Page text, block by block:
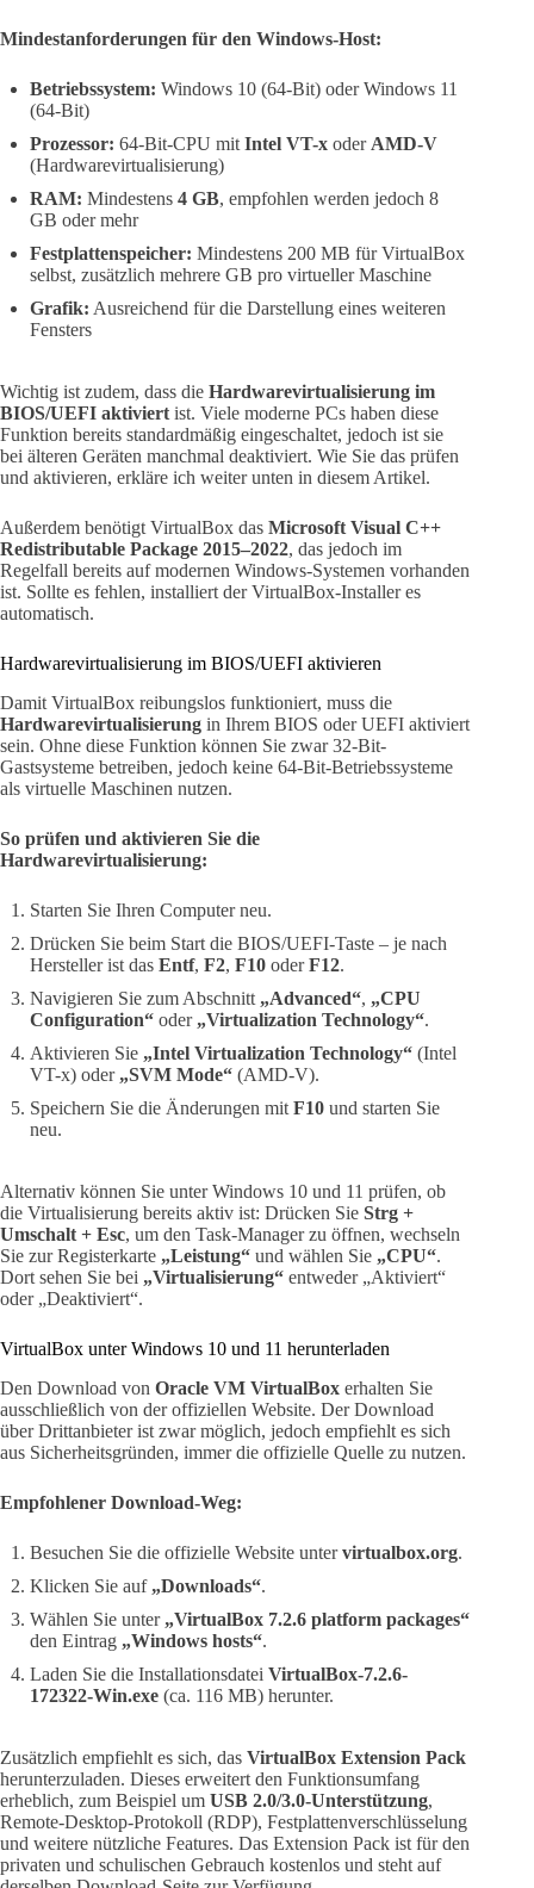
Mindestanforderungen für den Windows-Host:
Betriebssystem: Windows 10 (64-Bit) oder Windows 11
(64-Bit)
Prozessor: 64-Bit-CPU mit Intel VT-x oder AMD-V
(Hardwarevirtualisierung)
RAM: Mindestens 4 GB, empfohlen werden jedoch 8
GB oder mehr
Festplattenspeicher: Mindestens 200 MB für VirtualBox
selbst, zusätzlich mehrere GB pro virtueller Maschine
Grafik: Ausreichend für die Darstellung eines weiteren
Fensters
Wichtig ist zudem, dass die Hardwarevirtualisierung im
BIOS/UEFI aktiviert ist. Viele moderne PCs haben diese
Funktion bereits standardmäßig eingeschaltet, jedoch ist sie
bei älteren Geräten manchmal deaktiviert. Wie Sie das prüfen
und aktivieren, erkläre ich weiter unten in diesem Artikel.
Außerdem benötigt VirtualBox das Microsoft Visual C++
Redistributable Package 2015–2022, das jedoch im
Regelfall bereits auf modernen Windows-Systemen vorhanden
ist. Sollte es fehlen, installiert der VirtualBox-Installer es
automatisch.
Hardwarevirtualisierung im BIOS/UEFI aktivieren
Damit VirtualBox reibungslos funktioniert, muss die
Hardwarevirtualisierung in Ihrem BIOS oder UEFI aktiviert
sein. Ohne diese Funktion können Sie zwar 32-Bit-
Gastsysteme betreiben, jedoch keine 64-Bit-Betriebssysteme
als virtuelle Maschinen nutzen.
So prüfen und aktivieren Sie die
Hardwarevirtualisierung:
Starten Sie Ihren Computer neu.
Drücken Sie beim Start die BIOS/UEFI-Taste – je nach
Hersteller ist das Entf, F2, F10 oderF12.
Navigieren Sie zum Abschnitt „Advanced“, „CPU
Configuration“ oder „Virtualization Technology“.
Aktivieren Sie „Intel Virtualization Technology“ (Intel
VT-x) oder „SVM Mode“ (AMD-V).
Speichern Sie die Änderungen mit F10 und starten Sie
neu.
Alternativ können Sie unter Windows 10 und 11 prüfen, ob
die Virtualisierung bereits aktiv ist: Drücken Sie Strg +
Umschalt + Esc, um den Task-Manager zu öffnen, wechseln
Sie zur Registerkarte „Leistung“ und wählen Sie „CPU“.
Dort sehen Sie bei „Virtualisierung“ entweder „Aktiviert“
oder „Deaktiviert“.
VirtualBox unter Windows 10 und 11 herunterladen
Den Download von Oracle VM VirtualBox erhalten Sie
ausschließlich von der offiziellen Website. Der Download
über Drittanbieter ist zwar möglich, jedoch empfiehlt es sich
aus Sicherheitsgründen, immer die offizielle Quelle zu nutzen.
Empfohlener Download-Weg:
Besuchen Sie die offizielle Website untervirtualbox.org.
Klicken Sie auf „Downloads“.
Wählen Sie unter „VirtualBox 7.2.6 platform packages“
den Eintrag „Windows hosts“.
Laden Sie die Installationsdatei VirtualBox-7.2.6-
172322-Win.exe (ca. 116 MB) herunter.
Zusätzlich empfiehlt es sich, das VirtualBox Extension Pack
herunterzuladen. Dieses erweitert den Funktionsumfang
erheblich, zum Beispiel um USB 2.0/3.0-Unterstützung,
Remote-Desktop-Protokoll (RDP), Festplattenverschlüsselung
und weitere nützliche Features. Das Extension Pack ist für den
privaten und schulischen Gebrauch kostenlos und steht auf